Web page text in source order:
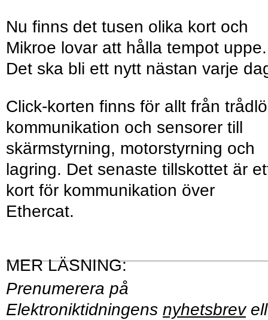
Nu finns det tusen olika kort och
Mikroe lovar att hålla tempot uppe.
Det ska bli ett nytt nästan varje
Click-korten finns för allt från
kommunikation och sensorer till
skärmstyrning, motorstyrning och
lagring. Det senaste tillskottet är
kort för kommunikation över
Ethercat.
Prenumerera på
Elektroniktidningens nyhetsbrev